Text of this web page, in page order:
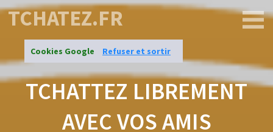
Cookies Google Refuser et sortir
TCHATEZ.FR
TCHATTEZ LIBREMENT
AVEC VOS AMIS